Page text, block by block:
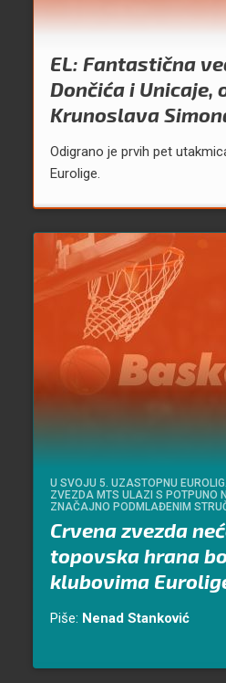
EL: Fantastična
Dončića i Unicaje,
Krunoslava
Odigrano je prvih pet
Eurolige.
U SVOJU 5. UZASTOPNU
ZVEZDA MTS ULAZI S POTPUNO
ZNAČAJNO PODMLAĐENIM
Crvena zvezda
topovska hrana
klubovima
Piše: Nenad Stanković